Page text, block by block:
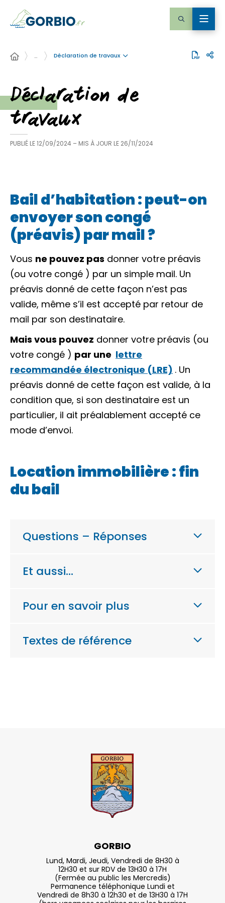
… Déclaration de travaux
Déclaration de
travaux
PUBLIÉ LE12/09/2024 – MIS À JOUR LE 26/11/2024
Bail d’habitation : peut-on
envoyer son congé
(préavis) par mail ?
Vous ne pouvez pas donner votre préavis
(ou votre congé ) par un simple mail. Un
préavis donné de cette façon n’est pas
valide, même s’il est accepté par retour de
mail par son destinataire.
Mais vous pouvez donner votre préavis (ou
votre congé ) par une lettre
recommandée électronique (LRE) . Un
préavis donné de cette façon est valide, à la
condition que, si son destinataire est un
particulier, il ait préalablement accepté ce
mode d’envoi.
Location immobilière : fin
du bail
Questions – Réponses
Et aussi…
Pour en savoir plus
Textes de référence
GORBIO
Lund, Mardi, Jeudi, Vendredi de 8H30 à
12H30 et sur RDV de 13H30 à 17H
(Fermée au public les Mercredis)
Permanence téléphonique Lundi et
Vendredi de 8h30 à 12h30 et de 13H30 à 17H